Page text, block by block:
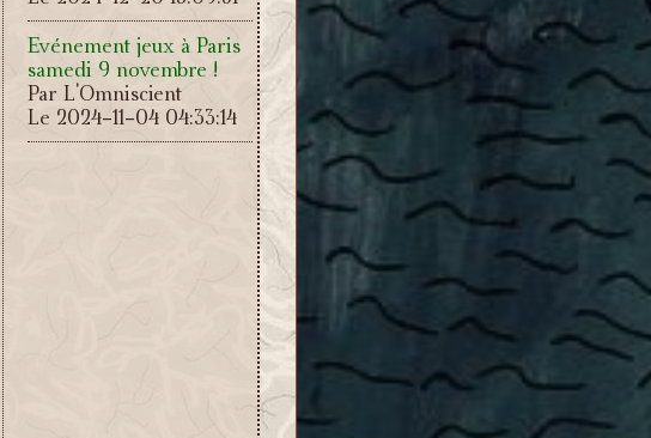
Evénement jeux à Paris
samedi 9 novembre !
Par L'Omniscient
Le 2024-11-04 04:33:14